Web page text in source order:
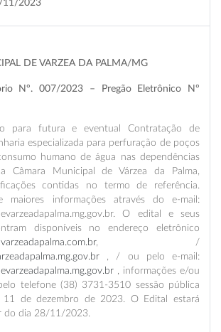
11/2023
DE VARZEA DA PALMA/MG
Nº. 007/2023 – Pregão Eletrônico Nº
para futura e eventual Contratação de
especializada para perfuração de poços
humano de água nas dependências
Câmara Municipal de Várzea da Palma,
contidas no termo de referência.
maiores informações através do e-mail:
O edital e seus
disponíveis no endereço eletrônico
, /
, / ou pelo e-mail:
, informações e/ou
telefone (38) 3731-3510 sessão pública
de dezembro de 2023. O Edital estará
do dia 28/11/2023.